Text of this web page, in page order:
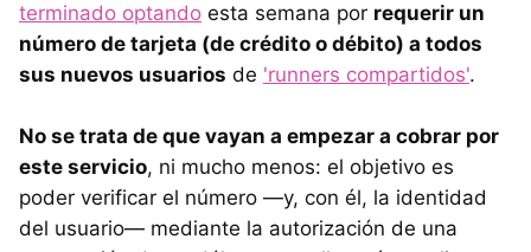
terminado optando esta semana por requerir un
número de tarjeta (de crédito o débito) a todos
sus nuevos usuarios de 'runners compartidos'.
No se trata de que vayan a empezar a cobrar por
este servicio, ni mucho menos: el objetivo es
poder verificar el número —y, con él, la identidad
del usuario— mediante la autorización de una